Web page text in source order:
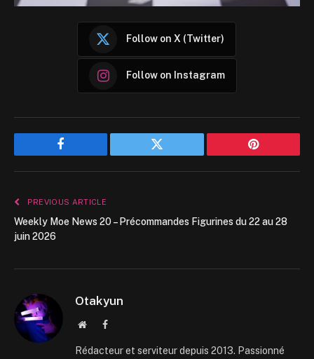
Follow on X (Twitter)
Follow on Instagram
Facebook Twitter Pinterest
PREVIOUS ARTICLE
Weekly Moe News 20 – Précommandes Figurines du 22 au 28
juin 2026
Otakyun
WebsiteFacebook
Rédacteur et serviteur depuis 2013. Passionné